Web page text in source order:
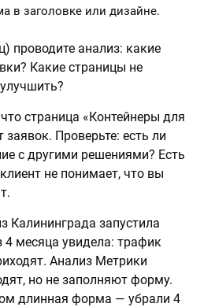
в заголовке или дизайне.
проводите анализ: какие
Какие страницы не
страница «Контейнеры для
заявок. Проверьте: есть ли
с другими решениями? Есть
не понимает, что вы
Калининграда запустила
4 месяца увидела: трафик
Анализ Метрики
но не заполняют форму.
длинная форма — убрали 4